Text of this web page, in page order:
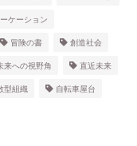
ケーション
冒険の書 創造社会
来への視野角 直近未来
型組織 自転車屋台